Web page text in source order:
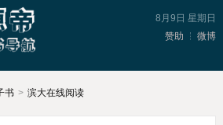
8月9日 星期日
赞助
微博
书 > 滨大在线阅读